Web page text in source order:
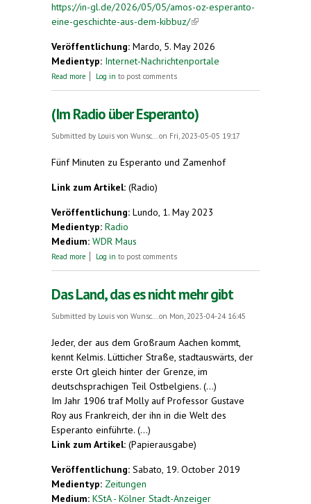
https://in-gl.de/2026/05/05/amos-oz-esperanto-
eine-geschichte-aus-dem-kibbuz/(link is external)
Veröffentlichung: Mardo, 5. May 2026
Medientyp: Internet-Nachrichtenportale
Read more about Amos Oz: Esperanto – Eine Geschichte aus
Log in to post comments
(Im Radio über Esperanto)
Submitted by Louis von Wunsc...on Fri, 2023-05-05 19:17
Fünf Minuten zu Esperanto und Zamenhof
Link zum Artikel: (Radio)
Veröffentlichung: Lundo, 1. May 2023
Medientyp: Radio
Medium: WDR Maus
Read more about (Im Radio über Esperanto)
Log in to post comments
Das Land, das es nicht mehr gibt
Submitted by Louis von Wunsc...on Mon, 2023-04-24 16:45
Jeder, der aus dem Großraum Aachen kommt,
kennt Kelmis. Lütticher Straße, stadtauswärts, der
erste Ort gleich hinter der Grenze, im
deutschsprachigen Teil Ostbelgiens. (...)
Im Jahr 1906 traf Molly auf Professor Gustave
Roy aus Frankreich, der ihn in die Welt des
Esperanto einführte. (...)
Link zum Artikel: (Papierausgabe)
Veröffentlichung: Sabato, 19. October 2019
Medientyp: Zeitungen
Medium: KStA - Kölner Stadt-Anzeiger